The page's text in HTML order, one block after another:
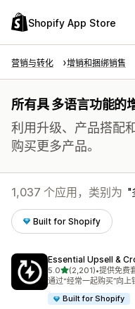
Shopify App Store
营销与转化 增销和捆绑销售
所有具 多语言功能的
利用升级、产品搭配
购买更多产品。
1,037 个应用，类别为
Built for Shopify
Essential Upsell &
5.0星（满分 5 星）
(2,201)
总共 2201 条评论
•提供免费
通过“经常一起购买”向
Built for Shopify